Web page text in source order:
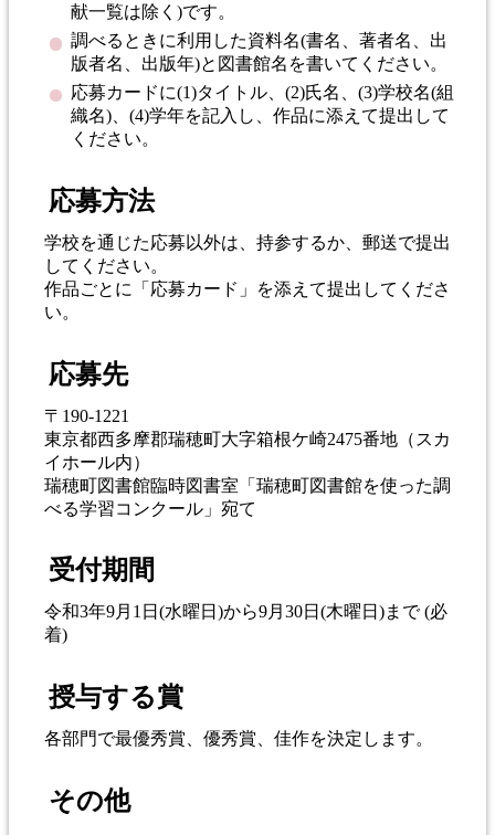
献一覧は除く)です。
調べるときに利用した資料名(書名、著者名、出
版者名、出版年)と図書館名を書いてください。
応募カードに(1)タイトル、(2)氏名、(3)学校名(組
織名)、(4)学年を記入し、作品に添えて提出して
ください。
応募方法
学校を通じた応募以外は、持参するか、郵送で提出
してください。
作品ごとに「応募カード」を添えて提出してくださ
い。
応募先
〒190-1221
東京都西多摩郡瑞穂町大字箱根ケ崎2475番地（スカ
イホール内）
瑞穂町図書館臨時図書室「瑞穂町図書館を使った調
べる学習コンクール」宛て
受付期間
令和3年9月1日(水曜日)から9月30日(木曜日)まで (必
着)
授与する賞
各部門で最優秀賞、優秀賞、佳作を決定します。
その他